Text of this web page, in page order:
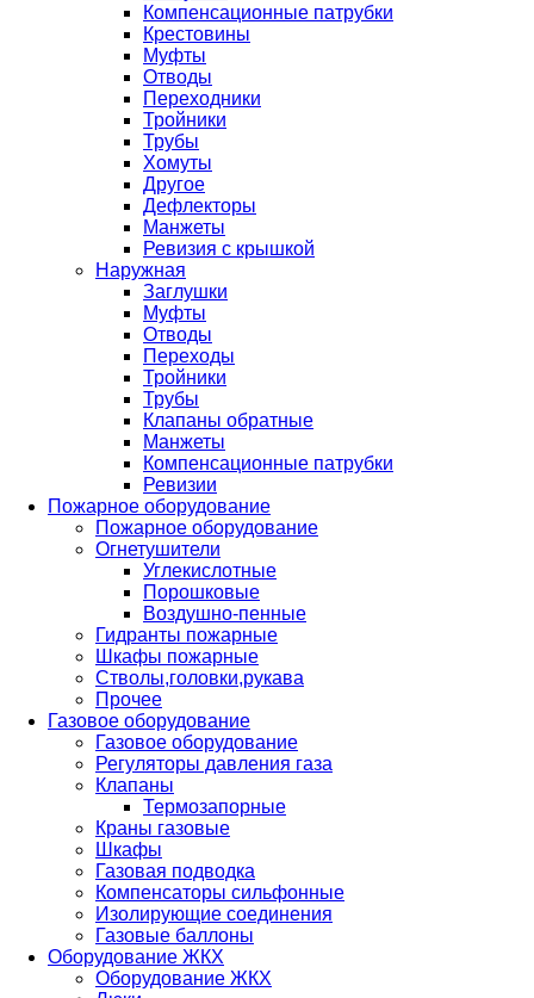
Компенсационные патрубки
Крестовины
Муфты
Отводы
Переходники
Тройники
Трубы
Хомуты
Другое
Дефлекторы
Манжеты
Ревизия с крышкой
Наружная
Заглушки
Муфты
Отводы
Переходы
Тройники
Трубы
Клапаны обратные
Манжеты
Компенсационные патрубки
Ревизии
Пожарное оборудование
Пожарное оборудование
Огнетушители
Углекислотные
Порошковые
Воздушно-пенные
Гидранты пожарные
Шкафы пожарные
Стволы,головки,рукава
Прочее
Газовое оборудование
Газовое оборудование
Регуляторы давления газа
Клапаны
Термозапорные
Краны газовые
Шкафы
Газовая подводка
Компенсаторы сильфонные
Изолирующие соединения
Газовые баллоны
Оборудование ЖКХ
Оборудование ЖКХ